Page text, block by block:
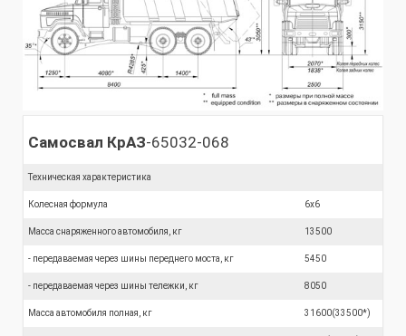
Самосвал КрАЗ-65032-068
Техническая характеристика
Колесная формула 6x6
Масса снаряженного автомобиля, кг 13500
- передаваемая через шины переднего моста, кг 5450
- передаваемая через шины тележки, кг 8050
Масса автомобиля полная, кг 31600(33500*)